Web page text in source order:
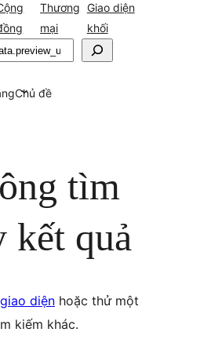
Thương
mại
Giao diện
khối
Chủ đề
tìm
kết quả
diện hoặc thử một
kiếm khác.